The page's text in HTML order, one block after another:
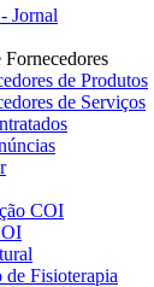
Jornal
de Produtos
de Serviços
COI
de Fisioterapia